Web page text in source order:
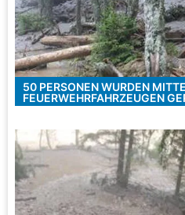
50 PERSONEN WURDEN
FEUERWEHRFAHRZEUGEN